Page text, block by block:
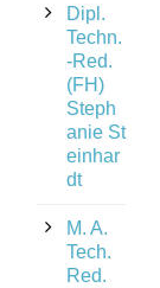
Dipl.
Techn.
-Red.
(FH)
Steph
anie St
einhar
dt
M. A.
Tech.
Red.